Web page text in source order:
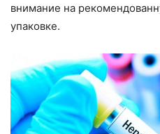
внимание на
упаковке.